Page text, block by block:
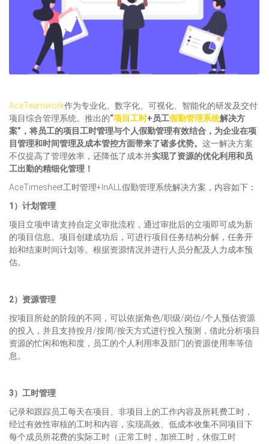
AceTeamwork作为专业化、数字化、可视化、智能化的研发及交付
项目综合管理系统。推出的“项目工时+员工假勤管理系统解决方
案”，将员工的项目工时管理与个人假勤管理有效结合，为企业在项
目管理和时间管理及成本管控方面带来了诸多优势。 这一解决方案
不仅提高了管理效率，还降低了成本并实现了资源的优化利用和员
工出勤的精细化管理！
AceTimesheet工时管理+InALL假勤管理系统解决方案，内容如下：
1）计划管理
项目立项申请支持自定义审批流程，通过审批后的立项即可成为新
的项目信息。项目创建成功后，可进行项目任务结构分解，任务开
始和结束时间计划等。根据资源情况并进行人员分配及人力成本预
估。
2）资源管理
按项目所处的阶段的不同，可以依据角色/职级/岗位/个人预估资源
的投入，并且支持按月/按周/按天方式进行投入预测，借此分析项目
资源的忙闲和饱和度，员工的个人利用率及部门的资源使用率等信
息。
3）工时管理
记录和跟踪员工每天在项目、非项目上的工作内容及所耗费工时，
经过有效性审核的工时和内容，实现高效、低成本收集不同项目下
每个成员所花费的实际工时（正常工时，加班工时，休假工时